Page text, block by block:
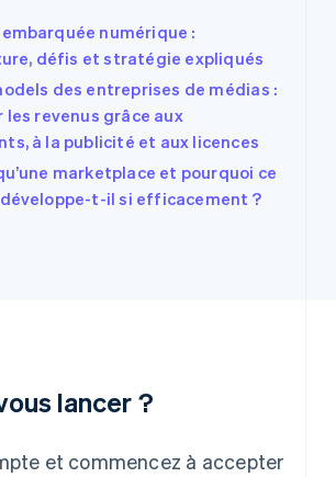
numérique :
défis et stratégie expliqués
des entreprises de médias :
les revenus grâce aux
à la publicité et aux licences
marketplace et pourquoi ce
t-il si efficacement ?
lancer ?
et commencez à accepter
简体中文